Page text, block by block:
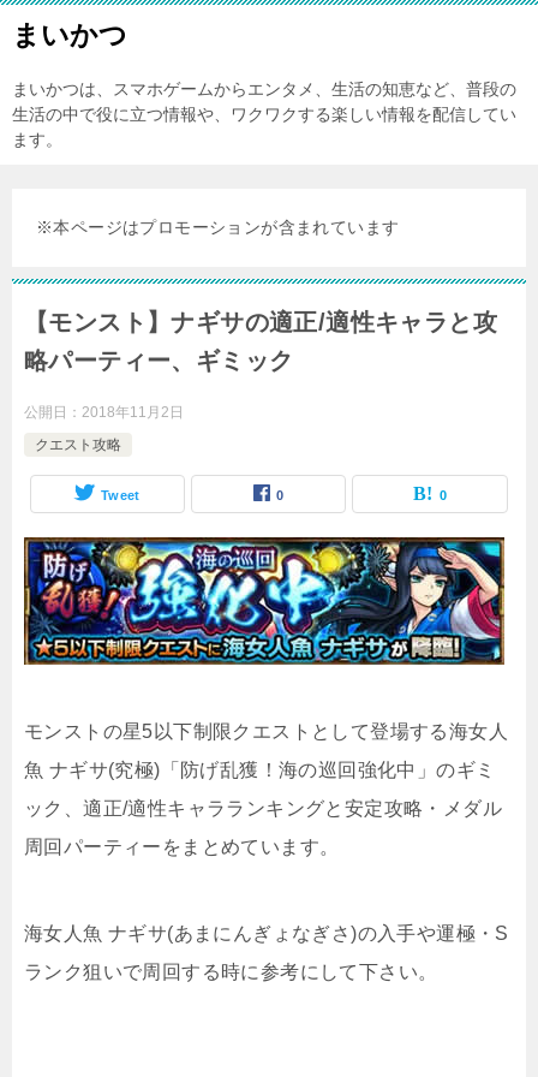
まいかつ
まいかつは、スマホゲームからエンタメ、生活の知恵など、普段の
生活の中で役に立つ情報や、ワクワクする楽しい情報を配信してい
ます。
※本ページはプロモーションが含まれています
【モンスト】ナギサの適正/適性キャラと攻
略パーティー、ギミック
公開日： 2018年11月2日
クエスト攻略
Tweet 0 0
モンストの星5以下制限クエストとして登場する海女人
魚 ナギサ(究極)「防げ乱獲！海の巡回強化中」のギミ
ック、適正/適性キャラランキングと安定攻略・メダル
周回パーティーをまとめています。
海女人魚 ナギサ(あまにんぎょなぎさ)の入手や運極・S
ランク狙いで周回する時に参考にして下さい。